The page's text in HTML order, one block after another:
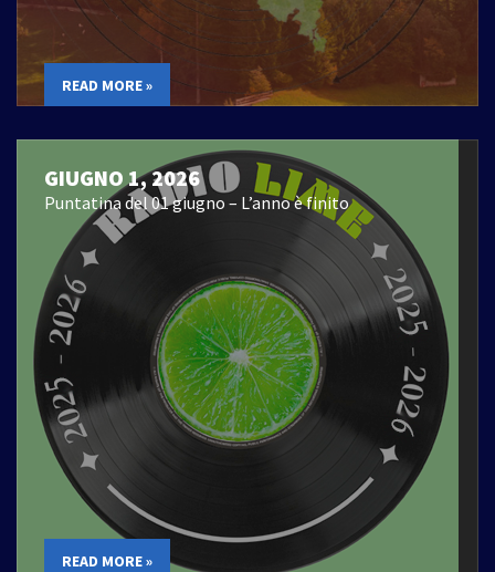
READ MORE »
GIUGNO 1, 2026
Puntatina del 01 giugno – L’anno è finito
READ MORE »